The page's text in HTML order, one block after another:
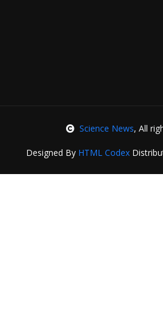
Science News, All
Designed By HTML Codex